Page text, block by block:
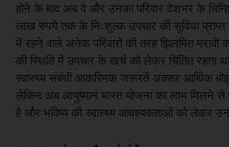
होने के बाद अब वे और उनका परिवार देशभर के
लाख रुपये तक के निःशुल्क उपचार की सुविधा प्राप्त
में रहने वाले अनेक परिवारों की तरह झिलमित मरावी का
की स्थिति में उपचार के खर्च को लेकर चिंतित रहता
स्वास्थ्य संबंधी आकस्मिक जरूरतें अक्सर आर्थिक बोझ
लेकिन अब आयुष्मान भारत योजना का लाभ मिलने से
है और भविष्य की स्वास्थ्य आवश्यकताओं को लेकर